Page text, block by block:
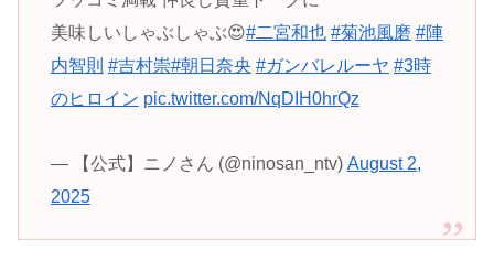
美味しいしゃぶしゃぶ😍#二宮和也 #菊池風磨 #陣
内智則 #吉村崇#朝日奈央 #ガンバレルーヤ #3時
のヒロイン pic.twitter.com/NqDIH0hrQz
— 【公式】ニノさん (@ninosan_ntv) August 2,
2025